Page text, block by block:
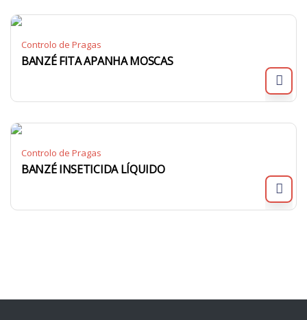
Controlo de Pragas
BANZÉ FITA APANHA MOSCAS
Controlo de Pragas
BANZÉ INSETICIDA LÍQUIDO